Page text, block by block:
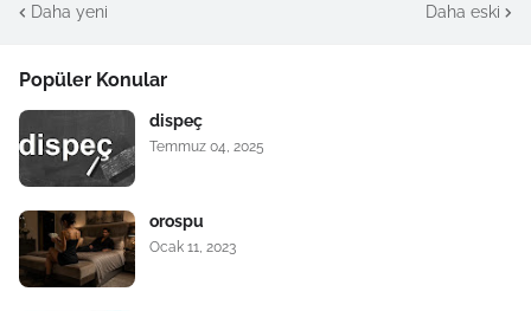
Daha yeni Daha eski
Popüler Konular
dispeç
Temmuz 04, 2025
orospu
Ocak 11, 2023